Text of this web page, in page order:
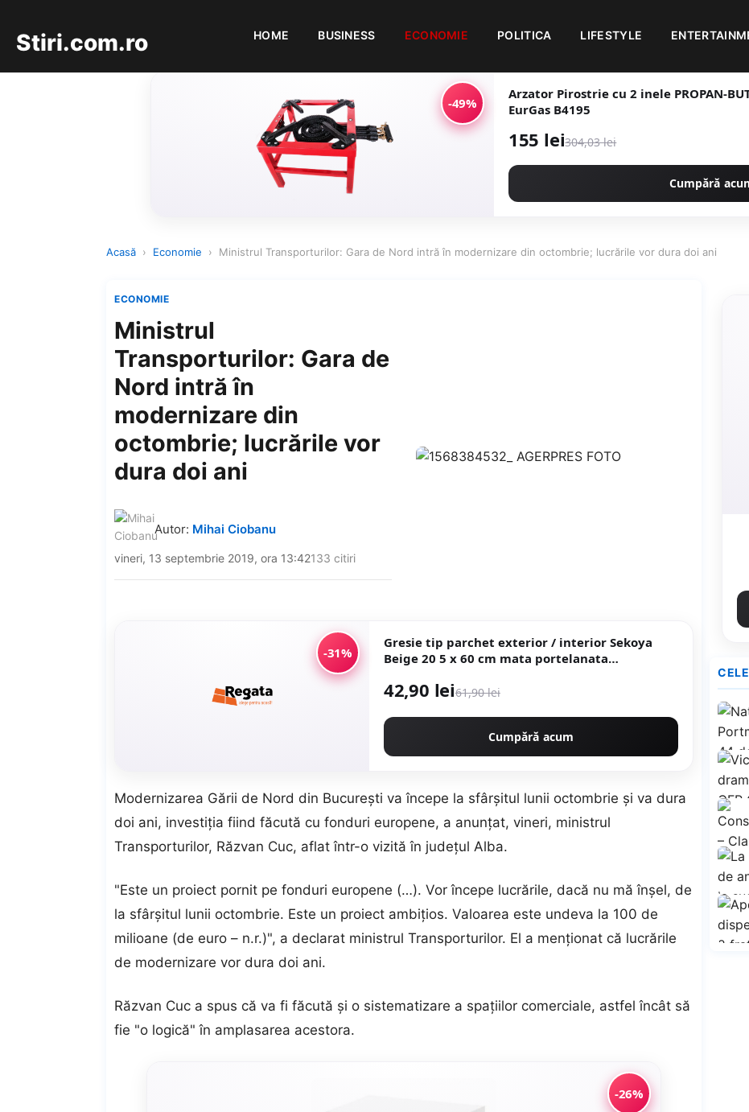
Stiri.com.ro HOME BUSINESS ECONOMIE POLITICA LIFESTYLE
-49%
Arzator Pirostrie cu 2 inele PROPAN-
EurGas B4195
155 lei304,03 lei
Cumpără
Acasă › Economie › Ministrul Transporturilor: Gara de Nord intră în modernizare din octombrie; lucrările vor dura doi ani
ECONOMIE
Ministrul
Transporturilor: Gara de
Nord intră în
modernizare din
octombrie; lucrările vor
dura doi ani
Autor: Mihai Ciobanu
vineri, 13 septembrie 2019, ora 13:42133 citiri
-31%
Gresie tip parchet exterior / interior Sekoya
Beige 20 5 x 60 cm mata portelanata
42,90 lei61,90 lei
Cumpără acum
Modernizarea Gării de Nord din Bucureşti va începe la sfârşitul lunii octombrie şi va dura
doi ani, investiţia fiind făcută cu fonduri europene, a anunţat, vineri, ministrul
Transporturilor, Răzvan Cuc, aflat într-o vizită în judeţul Alba.
"Este un proiect pornit pe fonduri europene (…). Vor începe lucrările, dacă nu mă înşel, de
la sfârşitul lunii octombrie. Este un proiect ambiţios. Valoarea este undeva la 100 de
milioane (de euro – n.r.)", a declarat ministrul Transporturilor. El a menţionat că lucrările
de modernizare vor dura doi ani.
Răzvan Cuc a spus că va fi făcută şi o sistematizare a spaţiilor comerciale, astfel încât să
fie "o logică" în amplasarea acestora.
-26%